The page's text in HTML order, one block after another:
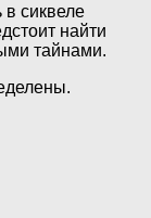
в сиквеле
найти
тайнами.